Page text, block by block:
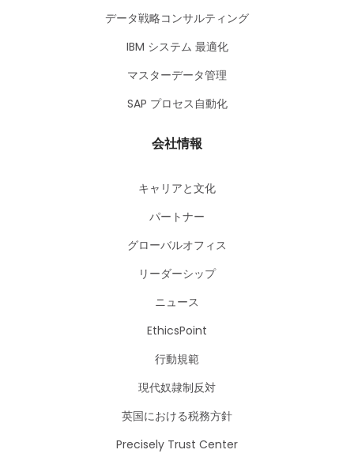
データ戦略コンサルティング
IBM システム 最適化
マスターデータ管理
SAP プロセス自動化
会社情報
キャリアと文化
パートナー
グローバルオフィス
リーダーシップ
ニュース
EthicsPoint
行動規範
現代奴隷制反対
英国における税務方針
Precisely Trust Center